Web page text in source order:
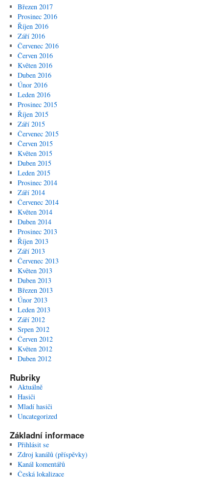
Březen 2017
Prosinec 2016
Říjen 2016
Září 2016
Červenec 2016
Červen 2016
Květen 2016
Duben 2016
Únor 2016
Leden 2016
Prosinec 2015
Říjen 2015
Září 2015
Červenec 2015
Červen 2015
Květen 2015
Duben 2015
Leden 2015
Prosinec 2014
Září 2014
Červenec 2014
Květen 2014
Duben 2014
Prosinec 2013
Říjen 2013
Září 2013
Červenec 2013
Květen 2013
Duben 2013
Březen 2013
Únor 2013
Leden 2013
Září 2012
Srpen 2012
Červen 2012
Květen 2012
Duben 2012
Rubriky
Aktuálně
Hasiči
Mladí hasiči
Uncategorized
Základní informace
Přihlásit se
Zdroj kanálů (příspěvky)
Kanál komentářů
Česká lokalizace